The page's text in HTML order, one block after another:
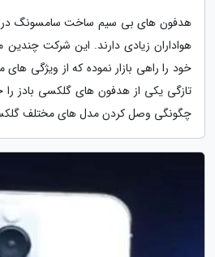
هدفون های بی سیم ساخت سامسونگ در
هواداران زیادی دارند. این شرکت
خود را راهی بازار نموده که از ویژگی
تازگی یکی از هدفون های گلکسی بادز را
چگونگی وصل کردن مدل های مختلف